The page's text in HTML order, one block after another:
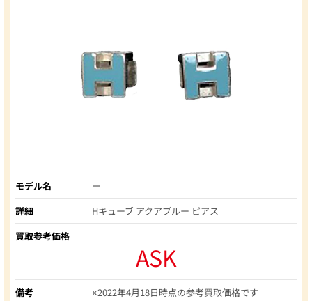
モデル名
ー
詳細
Hキューブ アクアブルー ピアス
買取参考価格
ASK
備考 ※2022年4月18日時点の参考買取価格です